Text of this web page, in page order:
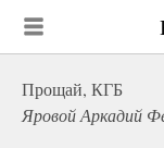
Прощай, КГБ
Яровой Аркадий